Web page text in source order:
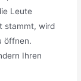
Leute
stammt, wird
öffnen.
Ihren